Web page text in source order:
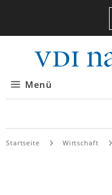
Menü
Startseite Wirtschaft